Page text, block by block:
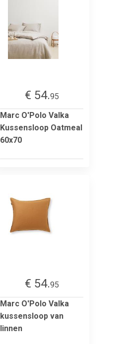
€ 54.95
Marc O'Polo Valka
Kussensloop Oatmeal
60x70
€ 54.95
Marc O'Polo Valka
kussensloop van
linnen